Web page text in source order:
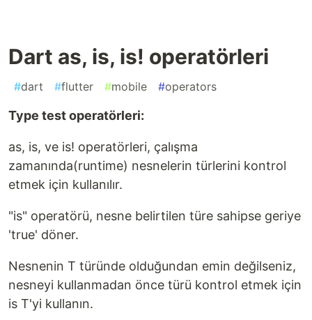
Dart as, is, is! operatörleri
#dart #flutter #mobile #operators
Type test operatörleri:
as, is, ve is! operatörleri, çalışma
zamanında(runtime) nesnelerin türlerini kontrol
etmek için kullanılır.
"is" operatörü, nesne belirtilen türe sahipse geriye
'true' döner.
Nesnenin T türünde olduğundan emin değilseniz,
nesneyi kullanmadan önce türü kontrol etmek için
is T'yi kullanın.